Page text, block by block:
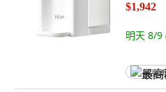
$1,942
明天 8/9
最高